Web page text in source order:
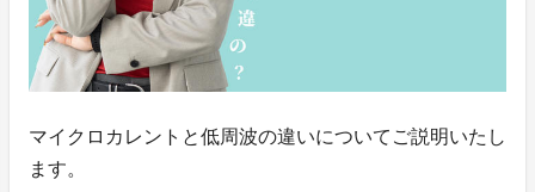
マイクロカレントと低周波の違いについてご説明いたし
ます。